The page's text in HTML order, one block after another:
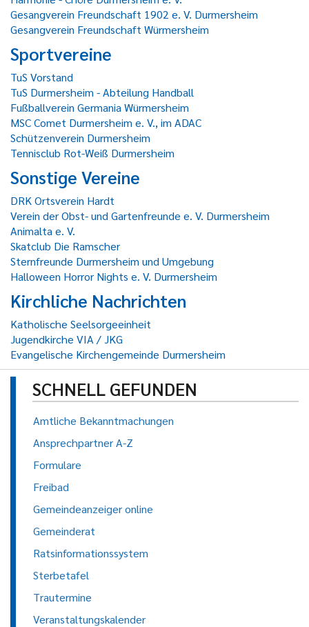
Gesangverein Freundschaft 1902 e. V. Durmersheim
Gesangverein Freundschaft Würmersheim
Sportvereine
TuS Vorstand
TuS Durmersheim - Abteilung Handball
Fußballverein Germania Würmersheim
MSC Comet Durmersheim e. V., im ADAC
Schützenverein Durmersheim
Tennisclub Rot-Weiß Durmersheim
Sonstige Vereine
DRK Ortsverein Hardt
Verein der Obst- und Gartenfreunde e. V. Durmersheim
Animalta e. V.
Skatclub Die Ramscher
Sternfreunde Durmersheim und Umgebung
Halloween Horror Nights e. V. Durmersheim
Kirchliche Nachrichten
Katholische Seelsorgeeinheit
Jugendkirche VIA / JKG
Evangelische Kirchengemeinde Durmersheim
SCHNELL GEFUNDEN
Amtliche Bekanntmachungen
Ansprechpartner A-Z
Formulare
Freibad
Gemeindeanzeiger online
Gemeinderat
Ratsinformationssystem
Sterbetafel
Trautermine
Veranstaltungskalender